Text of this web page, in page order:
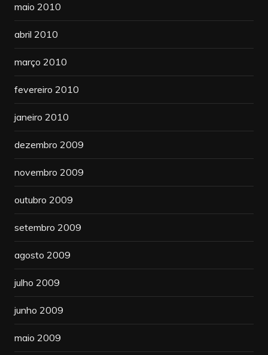
maio 2010
abril 2010
março 2010
fevereiro 2010
janeiro 2010
dezembro 2009
novembro 2009
outubro 2009
setembro 2009
agosto 2009
julho 2009
junho 2009
maio 2009